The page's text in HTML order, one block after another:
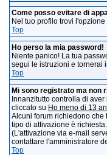
Come posso evitare di
Nel tuo profilo trovi l'opzione
Top
Ho perso la mia password!
Niente panico! La tua
segui le istruzioni e tornerai
Top
Mi sono registrato ma non
Innanzitutto controlla di
cliccato su Ho meno di 13
Alcuni forum richiedono che
tipo di attivazione è
(L'attivazione via e-mail
contattare l'amministratore
Top